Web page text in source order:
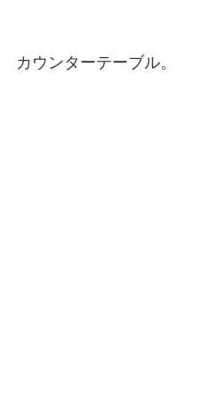
カウンターテーブル。